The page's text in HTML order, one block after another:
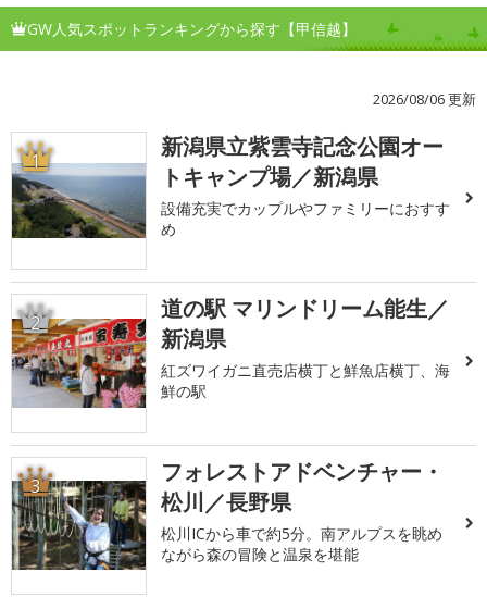
GW人気スポットランキングから探す【甲信越】
2026/08/06 更新
1
新潟県立紫雲寺記念公園オー
トキャンプ場／新潟県
設備充実でカップルやファミリーにおすす
め
2
道の駅 マリンドリーム能生／
新潟県
紅ズワイガニ直売店横丁と鮮魚店横丁、海
鮮の駅
3
フォレストアドベンチャー・
松川／長野県
松川ICから車で約5分。南アルプスを眺め
ながら森の冒険と温泉を堪能